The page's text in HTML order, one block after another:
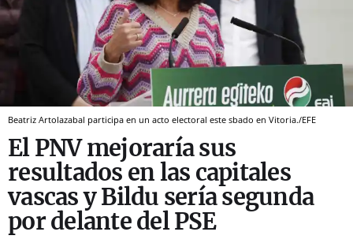
Beatriz Artolazabal participa en un acto electoral este sbado en Vitoria./EFE
El PNV mejoraría sus
resultados en las capitales
vascas y Bildu sería segunda
por delante del PSE